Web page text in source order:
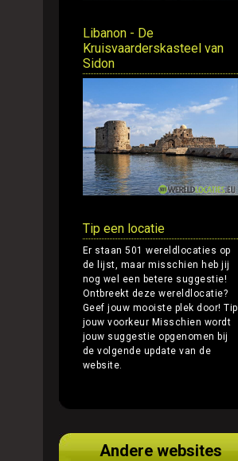
Libanon - De
Kruisvaarderskasteel van
Sidon
Tip een locatie
Er staan 501 wereldlocaties op
de lijst, maar misschien heb jij
nog wel een betere suggestie!
Ontbreekt deze wereldlocatie?
Geef jouw mooiste plek door!Tip
jouw voorkeur Misschien wordt
jouw suggestie opgenomen bij
de volgende update van de
website.
Andere websites